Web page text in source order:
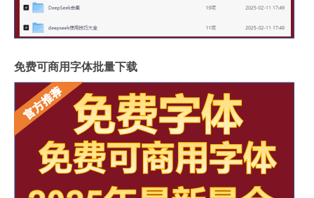
免费可商用字体批量下载